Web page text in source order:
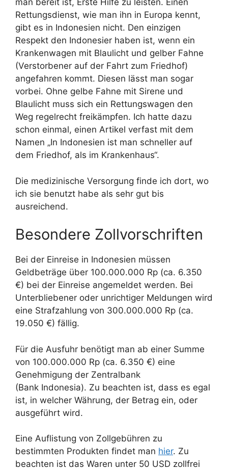
man bereit ist, Erste Hilfe zu leisten. Einen
Rettungsdienst, wie man ihn in Europa kennt,
gibt es in Indonesien nicht. Den einzigen
Respekt den Indonesier haben ist, wenn ein
Krankenwagen mit Blaulicht und gelber Fahne
(Verstorbener auf der Fahrt zum Friedhof)
angefahren kommt. Diesen lässt man sogar
vorbei. Ohne gelbe Fahne mit Sirene und
Blaulicht muss sich ein Rettungswagen den
Weg regelrecht freikämpfen. Ich hatte dazu
schon einmal, einen Artikel verfast mit dem
Namen „In Indonesien ist man schneller auf
dem Friedhof, als im Krankenhaus“.
Die medizinische Versorgung finde ich dort, wo
ich sie benutzt habe als sehr gut bis
ausreichend.
Besondere Zollvorschriften
Bei der Einreise in Indonesien müssen
Geldbeträge über 100.000.000 Rp (ca. 6.350
€) bei der Einreise angemeldet werden. Bei
Unterbliebener oder unrichtiger Meldungen wird
eine Strafzahlung von 300.000.000 Rp (ca.
19.050 €) fällig.
Für die Ausfuhr benötigt man ab einer Summe
von 100.000.000 Rp (ca. 6.350 €) eine
Genehmigung der Zentralbank
(Bank Indonesia). Zu beachten ist, dass es egal
ist, in welcher Währung, der Betrag ein, oder
ausgeführt wird.
Eine Auflistung von Zollgebühren zu
bestimmten Produkten findet man hier. Zu
beachten ist das Waren unter 50 USD zollfrei